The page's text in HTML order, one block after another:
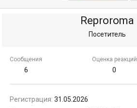
Reproroma
Посетитель
Сообщения
6
Оценка реакций
0
Регистрация 31.05.2026